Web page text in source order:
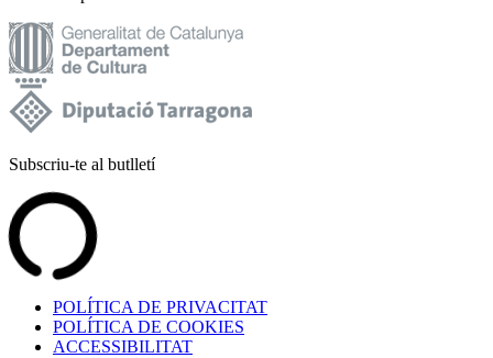
Subscriu-te al butlletí
POLÍTICA DE PRIVACITAT
POLÍTICA DE COOKIES
ACCESSIBILITAT